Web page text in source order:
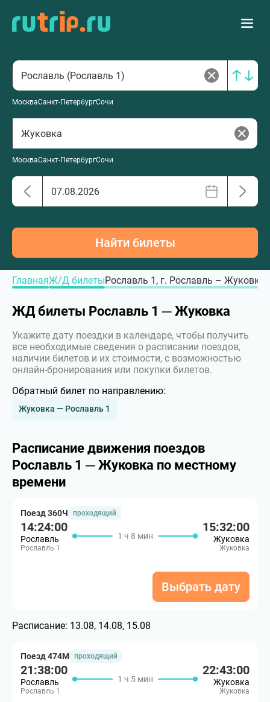
МоскваСанкт-ПетербургСочи
МоскваСанкт-ПетербургСочи
Найти билеты
ГлавнаяЖ/Д билетыРославль 1, г. Рославль –
ЖД билеты Рославль 1 ─ Жуковка
Укажите дату поездки в календаре, чтобы получить
все необходимые сведения о расписании поездов,
наличии билетов и их стоимости, с возможностью
онлайн-бронирования или покупки билетов.
Обратный билет по направлению:
Жуковка — Рославль 1
Расписание движения поездов
Рославль 1 ─ Жуковка по местному
времени
Поезд 360Ч проходящий
14:24:00
Рославль
Рославль 1
1 ч 8 мин
15:32:00
Жуковка
Жуковка
Выбрать дату
Расписание: 13.08, 14.08, 15.08
Поезд 474М проходящий
21:38:00
Рославль
Рославль 1
1 ч 5 мин
22:43:00
Жуковка
Жуковка